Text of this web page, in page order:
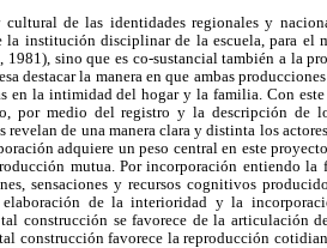
de las identidades regionales y
institución disciplinar de la escuela, para el
sino que es co-sustancial también a la
destacar la manera en que ambas
en la intimidad del hogar y la familia. Con
por medio del registro y la descripción de
de una manera clara y distinta los
adquiere un peso central en este
mutua. Por incorporación entiendo la
sensaciones y recursos cognitivos
de la interioridad y la
construcción se favorece de la articulación
construcción favorece la reproducción